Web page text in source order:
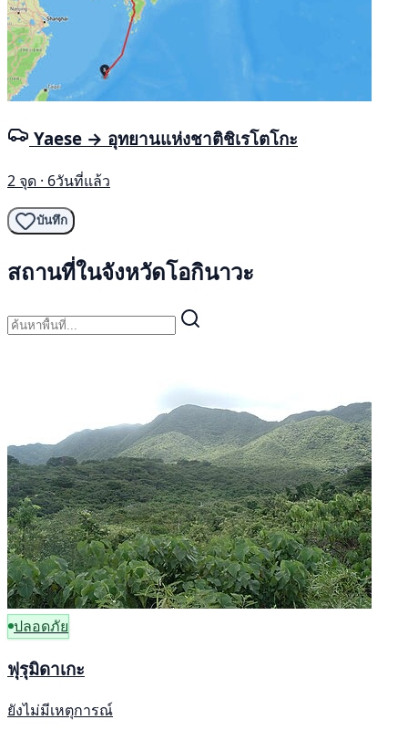
Yaese → อุทยานแห่งชาติชิเรโตโกะ
2 จุด · 6วันที่แล้ว
บันทึก
สถานที่ในจังหวัดโอกินาวะ
ปลอดภัย
ฟุรุมิดาเกะ
ยังไม่มีเหตุการณ์